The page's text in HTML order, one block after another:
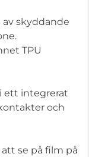
skyddande
TPU
ett integrerat
och
se på film på